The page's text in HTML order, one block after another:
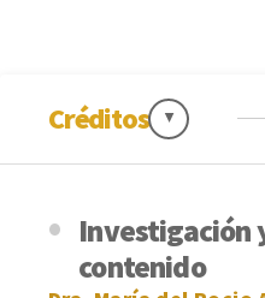
Créditos
Investigación
contenido